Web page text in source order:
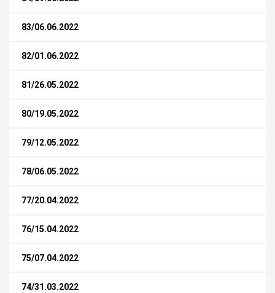
83/06.06.2022
82/01.06.2022
81/26.05.2022
80/19.05.2022
79/12.05.2022
78/06.05.2022
77/20.04.2022
76/15.04.2022
75/07.04.2022
74/31.03.2022